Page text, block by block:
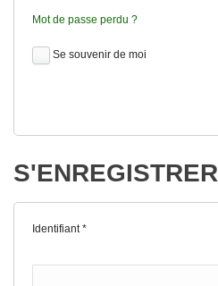
Mot de passe perdu ?
Se souvenir de moi
S'ENREGISTRER
Identifiant*